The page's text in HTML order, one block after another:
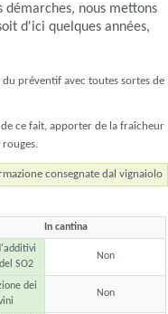
démarches, nous mettons
d'ici quelques années,
préventif avec toutes sortes de
ce fait, apporter de la fraîcheur
rouges.
consegnate dal vignaiolo
In cantina
SO2
Non
dei
Non